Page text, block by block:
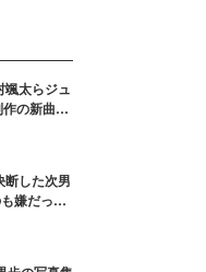
ひとりの
引き出す
たちに勇
る。
颯太らジュ
の新曲＆
ロレポ】
断した次男
嫌だっ